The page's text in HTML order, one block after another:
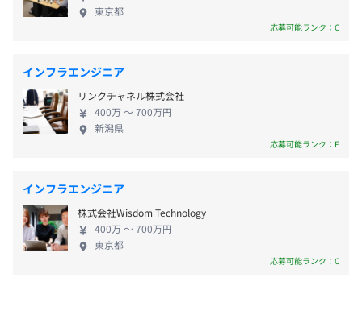
のチームだけでサービス作って運用したり。
ていると思う。
セミナー費支援
外部研修の実施
・交通費全額支給
・資格受験費補助
・資格取得手当
など
・プロジェクト内での成果（利益に関わるもの）
・採用面の技術支援
・広報面の技術支援
・育成スキーム自体への支援
も稼働させづらい。 ・指示待ちの人物がワークしな
い。 ◎要求されるスキル平均が高めとなってしまう
ス構造との相性が悪い】となります。 【AI時代で有
利になんじゃね？】 『指示したら、やってくれ
る』 指示待ち人材とAIは、モロに競合関係です。
これらの人員を抱えていない事はプラスに転換され
ます。 我々は、ほとんどの現有戦力が、【AIと競
月ビジネス構造ですので、その構造の破綻がけっこ
うな確率で起こり得ます。 もともと人月ビジネス構
造下で有利な立場ではありませんから、崩壊による
マイナス影響もありません。 さらに、久々の≪技術
東京都
応募可能ランク：C
インフラエンジニア
リンクチャネル株式会社
400万 〜 700万円
新潟県
応募可能ランク：F
インフラエンジニア
株式会社Wisdom Technology
400万 〜 700万円
東京都
応募可能ランク：C